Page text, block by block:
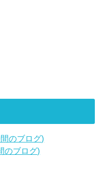
のブログ)
のブログ)